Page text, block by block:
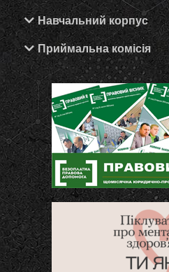
Навчальний корпус
Приймальна комісія